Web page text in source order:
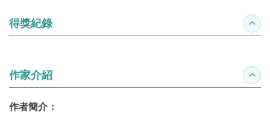
得獎紀錄 收合
作家介紹 收合
作者簡介：